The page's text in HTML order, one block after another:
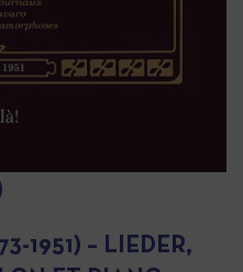
1951) – LIEDER,